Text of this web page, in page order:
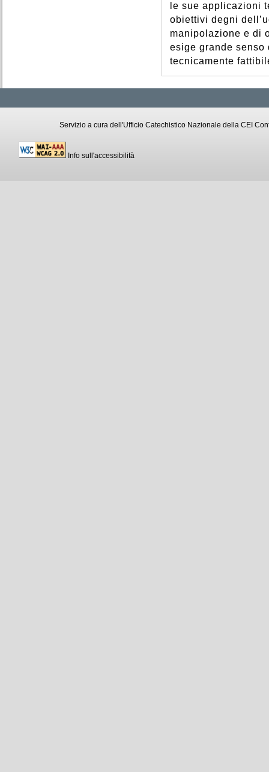
le sue applicazioni
obiettivi degni
manipolazione e di
esige grande
tecnicamente
Servizio a cura dell'Ufficio Catechistico Nazionale della CEI
Info sull'accessibilità